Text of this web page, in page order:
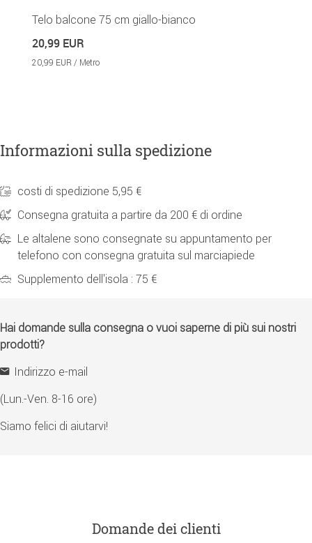
Telo balcone 75 cm giallo-bianco
20,99 EUR
20,99 EUR / Metro
Informazioni sulla spedizione
costi di spedizione 5,95 €
Consegna gratuita a partire da 200 € di ordine
Le altalene sono consegnate su appuntamento per
telefono con consegna gratuita sul marciapiede
Supplemento dell'isola : 75 €
Hai domande sulla consegna o vuoi saperne di più sui nostri
prodotti?
Indirizzo e-mail
(Lun.-Ven. 8-16 ore)
Siamo felici di aiutarvi!
Domande dei clienti